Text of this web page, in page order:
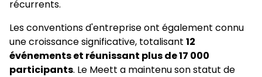
récurrents.
Les conventions d'entreprise ont également connu
une croissance significative, totalisant 12
événements et réunissant plus de 17 000
participants. Le Meett a maintenu son statut de